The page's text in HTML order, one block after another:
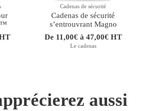
Cadenas de sécurité
Cadenas de sécurité
sʼentrouvrant Magno
De 11,00€ à 47,00€ HT
Le cadenas
aussi